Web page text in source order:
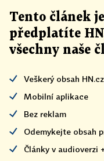
Tento článek je
předplatíte
všechny naše
Veškerý obsah HN.cz
Mobilní aplikace
Bez reklam
Odemykejte obsah
Články v audioverzi